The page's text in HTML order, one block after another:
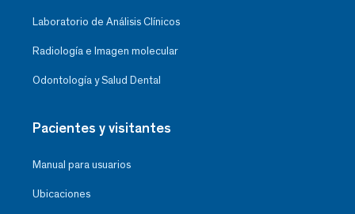
Laboratorio de Análisis Clínicos
Radiología e Imagen molecular
Odontología y Salud Dental
Pacientes y visitantes
Manual para usuarios
Ubicaciones